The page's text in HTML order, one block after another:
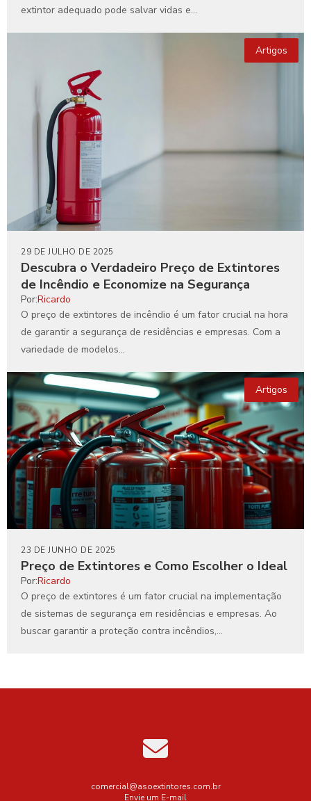
extintor adequado pode salvar vidas e...
Artigos
Descubra o Verdadeiro Preço de Extintores
de Incêndio e Economize na Segurança
29 DE JULHO DE 2025
Por:Ricardo
O preço de extintores de incêndio é um fator crucial na hora
de garantir a segurança de residências e empresas. Com a
variedade de modelos...
Artigos
Preço de Extintores e Como Escolher o Ideal
23 DE JUNHO DE 2025
Por:Ricardo
O preço de extintores é um fator crucial na implementação
de sistemas de segurança em residências e empresas. Ao
buscar garantir a proteção contra incêndios,...
comercial@asoextintores.com.br
Envie um E-mail